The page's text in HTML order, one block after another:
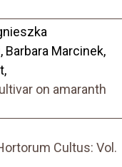
Barbara Marcinek,
on amaranth
Cultus: Vol.